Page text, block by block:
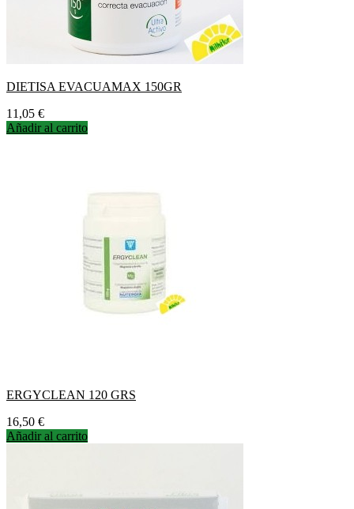
DIETISA EVACUAMAX 150GR
Precio
11,05 €
Añadir al carrito
ERGYCLEAN 120 GRS
Precio
16,50 €
Añadir al carrito